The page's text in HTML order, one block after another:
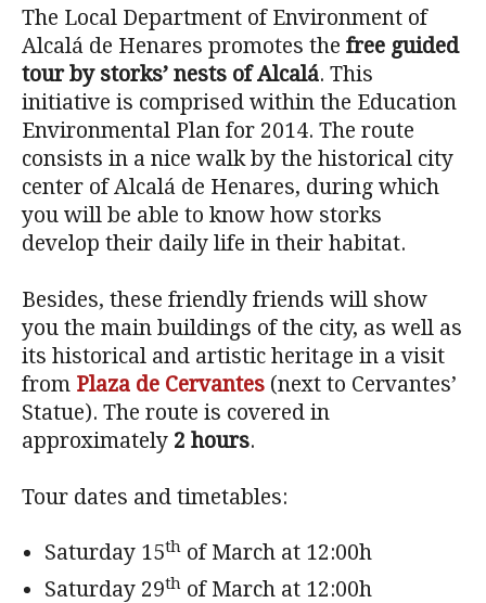
The Local Department of Environment of
Alcalá de Henares promotes the free guided
tour by storks’ nests of Alcalá. This
initiative is comprised within the Education
Environmental Plan for 2014. The route
consists in a nice walk by the historical city
center of Alcalá de Henares, during which
you will be able to know how storks
develop their daily life in their habitat.
Besides, these friendly friends will show
you the main buildings of the city, as well as
its historical and artistic heritage in a visit
from Plaza de Cervantes (next to Cervantes’
Statue). The route is covered in
approximately 2 hours.
Tour dates and timetables:
Saturday 15th of March at 12:00h
Saturday 29th of March at 12:00h